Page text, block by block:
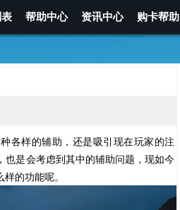
帮助中心 资讯中心 购卡帮助
各样的辅助，还是吸引现在玩家的注
是会考虑到其中的辅助问题，现如今
的功能呢。